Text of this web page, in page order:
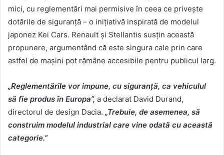
mici, cu reglementări mai permisive în ceea ce privește
dotările de siguranță – o inițiativă inspirată de modelul
japonez Kei Cars. Renault și Stellantis susțin această
propunere, argumentând că este singura cale prin care
astfel de mașini pot rămâne accesibile pentru publicul larg.
„Reglementările vor impune, cu siguranță, ca vehiculul
să fie produs în Europa”, a declarat David Durand,
directorul de design Dacia. „Trebuie, de asemenea, să
construim modelul industrial care vine odată cu această
categorie.”